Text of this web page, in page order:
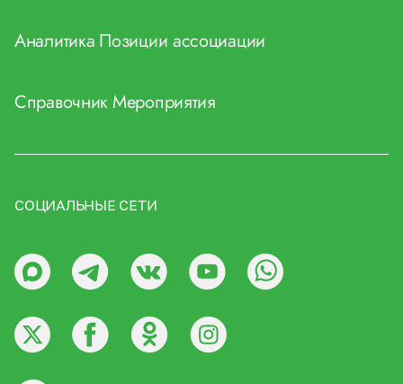
Аналитика Позиции ассоциации
СправочникМероприятия
СОЦИАЛЬНЫЕ СЕТИ